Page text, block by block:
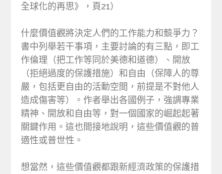
全球化的再思》，頁21）
什麼價值觀將決定人們的工作能力和競爭力？
書中列舉若干事項，主要討論的有三點，即工
作倫理（把工作等同於美德和道德）、開放
（拒絕過度的保護措施）和自由（保障人的尊
嚴，包括更自由的活動空間，前提是不對他人
造成傷害等）。作者舉出各國例子，強調專業
精神、開放和自由等，對一個國家的崛起起著
關鍵作用。這也間接地說明，這些價值觀的普
適性或普世性。
想當然，這些價值觀都跟新經濟政策的保護措